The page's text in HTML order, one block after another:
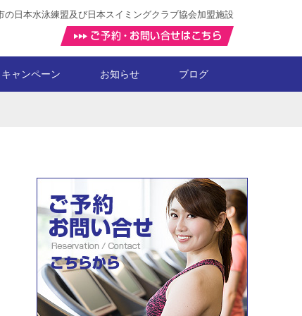
の日本水泳練盟及び日本スイミングクラブ協会加盟施設
キャンペーン お知らせ ブログ